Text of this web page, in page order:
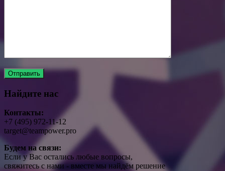
Найдите нас
Контакты:
+7 (495) 972-11-12
target@teampower.pro
Будем на связи:
Если у Вас остались любые вопросы,
свяжитесь с нами - вместе мы найдём решение